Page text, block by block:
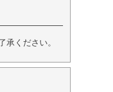
ください。